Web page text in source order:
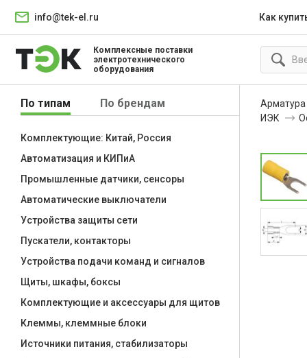
info@tek-el.ru Как
Комплексные поставки
электротехнического
оборудования
Арматура
ИЭК
По типам По брендам
Комплектующие: Китай, Россия
Автоматизация и КИПиА
Промышленные датчики, сенсоры
Автоматические выключатели
Устройства защиты сети
Пускатели, контакторы
Устройства подачи команд и сигналов
Щиты, шкафы, боксы
Комплектующие и аксессуары для щитов
Клеммы, клеммные блоки
Источники питания, стабилизаторы